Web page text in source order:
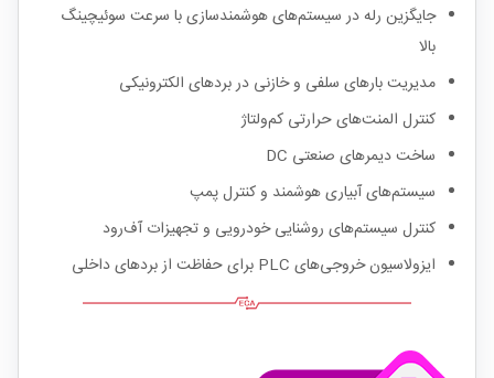
جایگزین رله در سیستم‌های هوشمندسازی با سرعت سوئیچینگ
بالا
مدیریت بارهای سلفی و خازنی در بردهای الکترونیکی
کنترل المنت‌های حرارتی کم‌ولتاژ
ساخت دیمرهای صنعتی DC
سیستم‌های آبیاری هوشمند و کنترل پمپ
کنترل سیستم‌های روشنایی خودرویی و تجهیزات آف‌رود
ایزولاسیون خروجی‌های PLC برای حفاظت از بردهای داخلی